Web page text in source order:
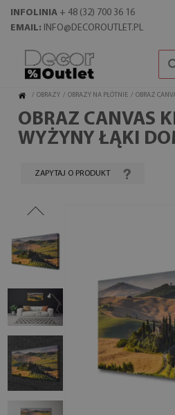
INFOLINIA + 48 (32) 700 36 16
EMAIL: INFO@DECOROUTLET.PL
/ OBRAZY / OBRAZY NA PŁÓTNIE / OBRAZ
OBRAZ CANVAS
WYŻYNY ŁĄKI
ZAPYTAJ O PRODUKT